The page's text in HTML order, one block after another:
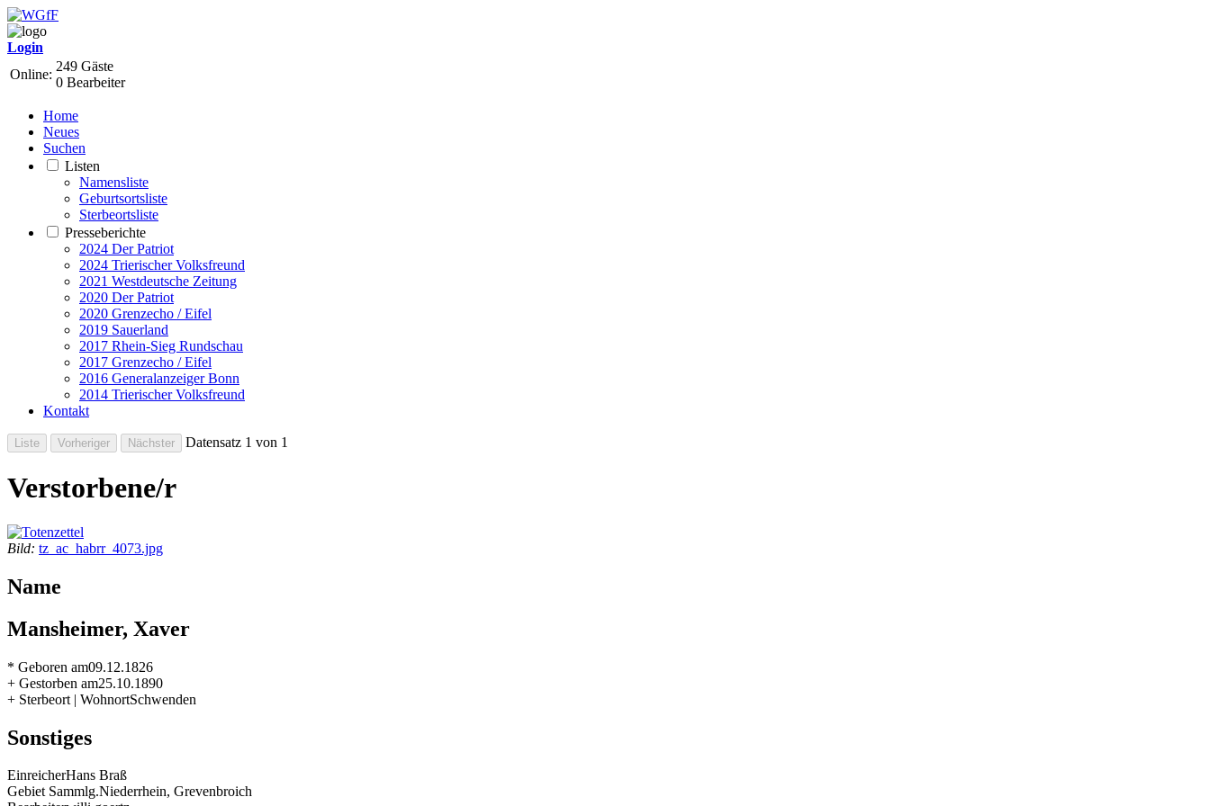
Login
Online:
249 Gäste
0 Bearbeiter
Home
Neues
Suchen
Listen
Namensliste
Geburtsortsliste
Sterbeortsliste
Presseberichte
2024 Der Patriot
2024 Trierischer Volksfreund
2021 Westdeutsche Zeitung
2020 Der Patriot
2020 Grenzecho / Eifel
2019 Sauerland
2017 Rhein-Sieg Rundschau
2017 Grenzecho / Eifel
2016 Generalanzeiger Bonn
2014 Trierischer Volksfreund
Kontakt
Datensatz 1 von 1
Verstorbene/r
Bild: tz_ac_habrr_4073.jpg
Name
Mansheimer, Xaver
* Geboren am09.12.1826
+ Gestorben am25.10.1890
+ Sterbeort | WohnortSchwenden
Sonstiges
EinreicherHans Braß
Gebiet Sammlg.Niederrhein, Grevenbroich